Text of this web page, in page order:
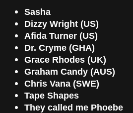
Sasha
Dizzy Wright (US)
Afida Turner (US)
Dr. Cryme (GHA)
Grace Rhodes (UK)
Graham Candy (AUS)
Chris Vana (SWE)
Tape Shapes
They called me Phoebe